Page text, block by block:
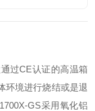
过CE认证的高温箱
环境进行烧结或是退
GS采用氧化铝